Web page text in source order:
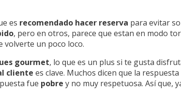
es recomendado hacer reserva para evitar
, pero en otros, parece que estan en modo
volverte un poco loco.
gourmet, lo que es un plus si te gusta
cliente es clave. Muchos dicen que la respuesta
fue pobre y no muy respetuosa. Así que,